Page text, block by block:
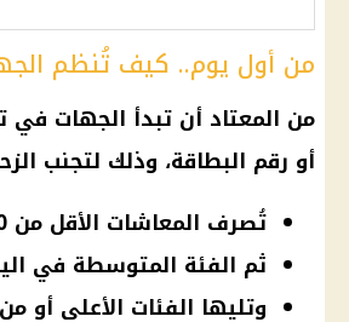
من أول يوم.. كيف تُنظم
من المعتاد أن تبدأ الجهات
أو رقم البطاقة، وذلك لتجنب
تُصرف المعاشات الأقل من 2000 جنيه في اليوم الأول والثاني
ثم الفئة المتوسطة في
وتليها الفئات الأعلى أو